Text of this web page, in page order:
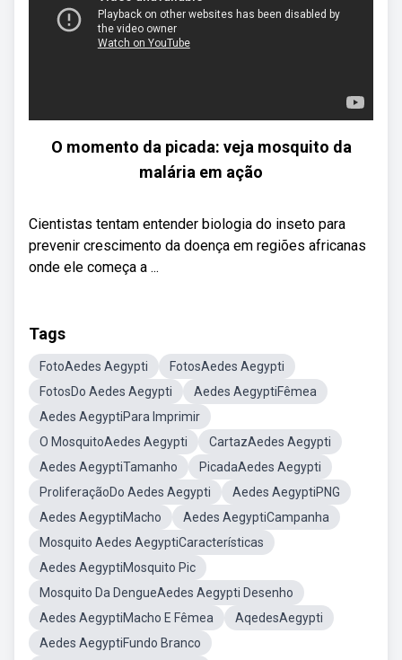
O momento da picada: veja mosquito da
malária em ação
Cientistas tentam entender biologia do inseto para
prevenir crescimento da doença em regiões africanas
onde ele começa a ...
Tags
FotoAedes Aegypti
FotosAedes Aegypti
FotosDo Aedes Aegypti
Aedes AegyptiFêmea
Aedes AegyptiPara Imprimir
O MosquitoAedes Aegypti
CartazAedes Aegypti
Aedes AegyptiTamanho
PicadaAedes Aegypti
ProliferaçãoDo Aedes Aegypti
Aedes AegyptiPNG
Aedes AegyptiMacho
Aedes AegyptiCampanha
Mosquito Aedes AegyptiCaracterísticas
Aedes AegyptiMosquito Pic
Mosquito Da DengueAedes Aegypti Desenho
Aedes AegyptiMacho E Fêmea
AqedesAegypti
Aedes AegyptiFundo Branco